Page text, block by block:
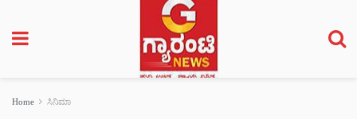
Home ಸಿನಿಮಾ